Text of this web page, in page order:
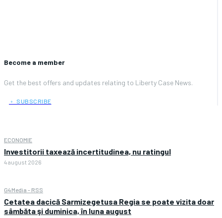
Become a member
Get the best offers and updates relating to Liberty Case News.
﹢ SUBSCRIBE
ECONOMIE
Investitorii taxează incertitudinea, nu ratingul
4 august 2026
G4Media - RSS
Cetatea dacică Sarmizegetusa Regia se poate vizita doar
sâmbăta şi duminica, în luna august